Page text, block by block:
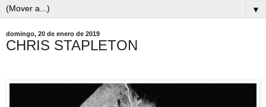
▼
domingo, 20 de enero de 2019
CHRIS STAPLETON